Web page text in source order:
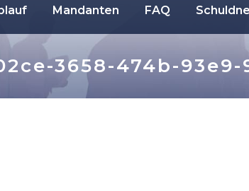
Mandanten FAQ
3658-474b-